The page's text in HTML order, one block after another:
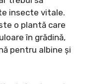
insecte vitale.
o plantă care
în grădină,
pentru albine și